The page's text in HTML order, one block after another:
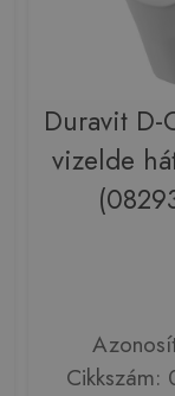
Duravit
vizelde